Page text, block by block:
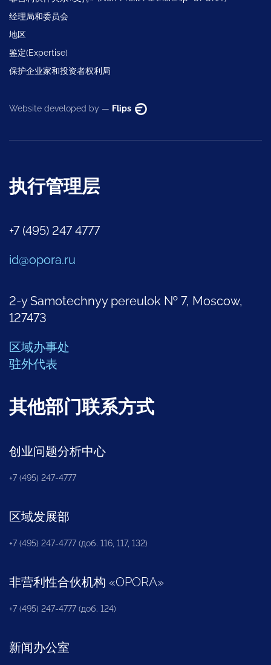
经理局和委员会
地区
鉴定(Expertise)
保护企业家和投资者权利局
Website developed by — Flips
执行管理层
+7 (495) 247 4777
id@opora.ru
2-y Samotechnyy pereulok № 7, Moscow,
127473
区域办事处
驻外代表
其他部门联系方式
创业问题分析中心
+7 (495) 247-4777
区域发展部
+7 (495) 247-4777 (доб. 116, 117, 132)
非营利性合伙机构 «OPORA»
+7 (495) 247-4777 (доб. 124)
新闻办公室